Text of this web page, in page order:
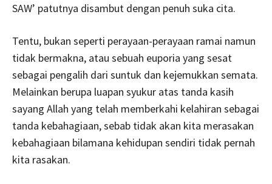
SAW’ patutnya disambut dengan penuh suka cita.
Tentu, bukan seperti perayaan-perayaan ramai namun
tidak bermakna, atau sebuah euporia yang sesat
sebagai pengalih dari suntuk dan kejemukkan semata.
Melainkan berupa luapan syukur atas tanda kasih
sayang Allah yang telah memberkahi kelahiran sebagai
tanda kebahagiaan, sebab tidak akan kita merasakan
kebahagiaan bilamana kehidupan sendiri tidak pernah
kita rasakan.